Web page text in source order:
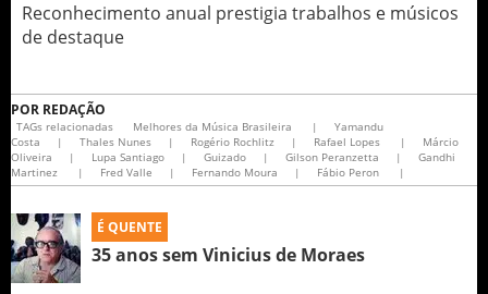
Reconhecimento anual prestigia trabalhos e músicos
de destaque
POR REDAÇÃO
TAGs relacionadas Melhores da Música Brasileira |
Yamandu
Costa
| Thales Nunes | Rogério Rochlitz | Rafael Lopes |
Márcio
Oliveira
| Lupa Santiago | Guizado | Gilson Peranzetta |
Gandhi
Martinez
| Fred Valle | Fernando Moura | Fábio Peron |
É QUENTE
35 anos sem Vinicius de Moraes